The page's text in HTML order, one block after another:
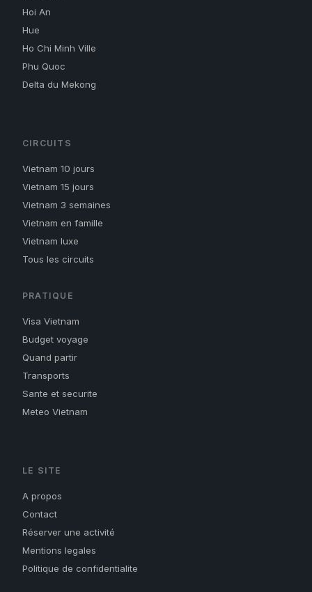
Hoi An
Hue
Ho Chi Minh Ville
Phu Quoc
Delta du Mekong
CIRCUITS
Vietnam 10 jours
Vietnam 15 jours
Vietnam 3 semaines
Vietnam en famille
Vietnam luxe
Tous les circuits
PRATIQUE
Visa Vietnam
Budget voyage
Quand partir
Transports
Sante et securite
Meteo Vietnam
LE SITE
A propos
Contact
Réserver une activité
Mentions legales
Politique de confidentialite